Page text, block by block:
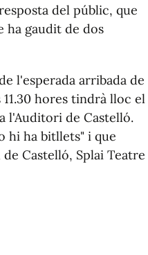
del públic, que
ha gaudit de dos
l'esperada arribada de
11.30 hores tindrà lloc el
l'Auditori de Castelló.
hi ha bitllets" i que
Castelló, Splai Teatre